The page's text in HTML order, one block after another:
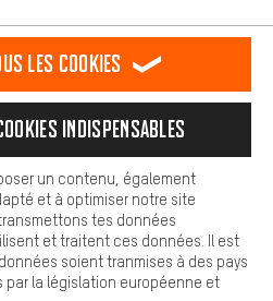
Communauté d'Aix-la-Chapelle
Légales Protection des données
vente Plateforme d'Alerte
Corepile Paramètres de cookies
le contraste
en euros (MwSt hors) plus les
livraison versÉtats-Unis.
les cookies de confort, nous
à ta disposition d'autres contenus et
tu as la possibilité d'utiliser des
Par exemple, nous proposons une
que tu puisses utiliser les
les cookies
indispensables
un contenu, également
et à optimiser notre site
tes données
et traitent ces données. Il est
soient tranmises à des pays
la législation européenne et